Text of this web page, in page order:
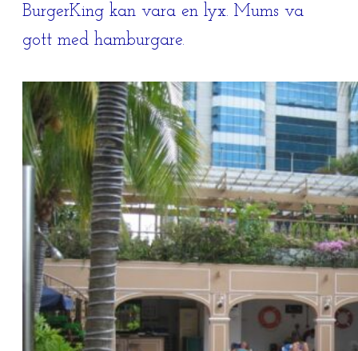
BurgerKing kan vara en lyx. Mums va
gott med hamburgare.